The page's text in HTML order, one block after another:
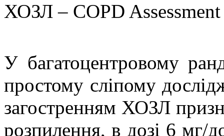
ХОЗЛ – COPD Assessment
У багатоцентровому
простому сліпому
загостренням ХОЗЛ
розпилення, в дозі 6 мг/